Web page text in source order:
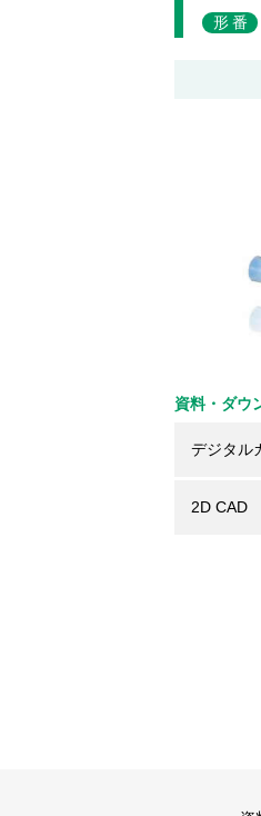
形番
資料・ダウ
デジタル
2D CAD